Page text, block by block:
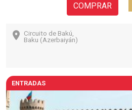
COMPRAR
Circuito de Bakú,
Baku (Azerbaiyán)
ENTRADAS